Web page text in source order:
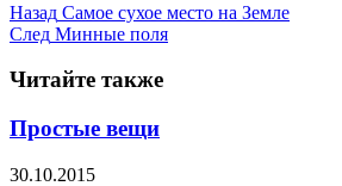
Назад Самое сухое место на Земле
След Минные поля
Читайте также
Простые вещи
30.10.2015